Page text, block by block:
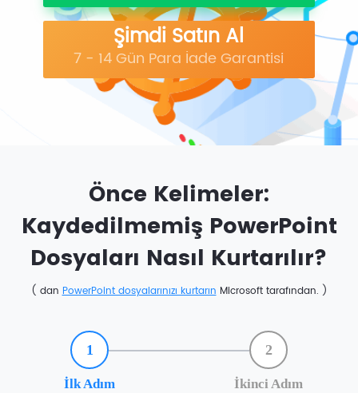
Şimdi Satın Al
7 - 14 Gün Para İade Garantisi
Önce Kelimeler:
Kaydedilmemiş PowerPoint
Dosyaları Nasıl Kurtarılır?
( dan PowerPoint dosyalarınızı kurtarın Microsoft tarafından. )
1
İlk Adım
2
İkinci Adım